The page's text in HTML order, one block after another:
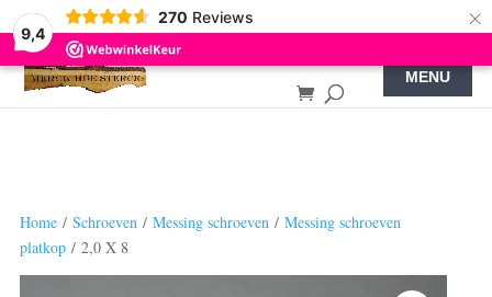
9,4
270 Reviews ×
Home/ Schroeven/ Messing schroeven/ Messing schroeven
platkop/ 2,0 X 8